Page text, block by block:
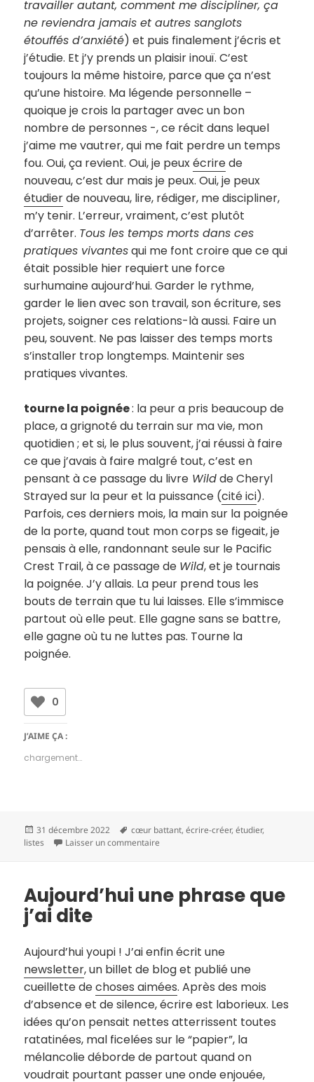
travailler autant, comment me discipliner, ça
ne reviendra jamais et autres sanglots
étouffés d’anxiété) et puis finalement j’écris et
j’étudie. Et j’y prends un plaisir inouï. C’est
toujours la même histoire, parce que ça n’est
qu’une histoire. Ma légende personnelle –
quoique je crois la partager avec un bon
nombre de personnes -, ce récit dans lequel
j’aime me vautrer, qui me fait perdre un temps
fou. Oui, ça revient. Oui, je peuxécrirede
nouveau, c’est dur mais je peux. Oui, je peux
étudierde nouveau, lire, rédiger, me discipliner,
m’y tenir. L’erreur, vraiment, c’est plutôt
d’arrêter. Tous les temps morts dans ces
pratiques vivantesqui me font croire que ce qui
était possible hier requiert une force
surhumaine aujourd’hui. Garder le rythme,
garder le lien avec son travail, son écriture, ses
projets, soigner ces relations-là aussi. Faire un
peu, souvent. Ne pas laisser des temps morts
s’installer trop longtemps. Maintenir ses
pratiques vivantes.
tourne la poignée: la peur a pris beaucoup de
place, a grignoté du terrain sur ma vie, mon
quotidien ; et si, le plus souvent, j’ai réussi à faire
ce que j’avais à faire malgré tout, c’est en
pensant à ce passage du livre Wildde Cheryl
Strayed sur la peur et la puissance (cité ici).
Parfois, ces derniers mois, la main sur la poignée
de la porte, quand tout mon corps se figeait, je
pensais à elle, randonnant seule sur le Pacific
Crest Trail, à ce passage de Wild, et je tournais
la poignée. J’y allais. La peur prend tous les
bouts de terrain que tu lui laisses. Elle s’immisce
partout où elle peut. Elle gagne sans se battre,
elle gagne où tu ne luttes pas. Tourne la
poignée.
0
J’AIME ÇA :
chargement…
Publié
le
31 décembre 2022
Mots-
clés
cœur battant,écrire-créer,étudier,
listes
Laisser un commentaire
Aujourd’hui une phrase que
j’ai dite
Aujourd’hui youpi ! J’ai enfin écrit une
newsletter, un billet de blog et publié une
cueillette dechoses aimées. Après des mois
d’absence et de silence, écrire est laborieux. Les
idées qu’on pensait nettes atterrissent toutes
ratatinées, mal ficelées sur le “papier”, la
mélancolie déborde de partout quand on
voudrait pourtant passer une onde enjouée,